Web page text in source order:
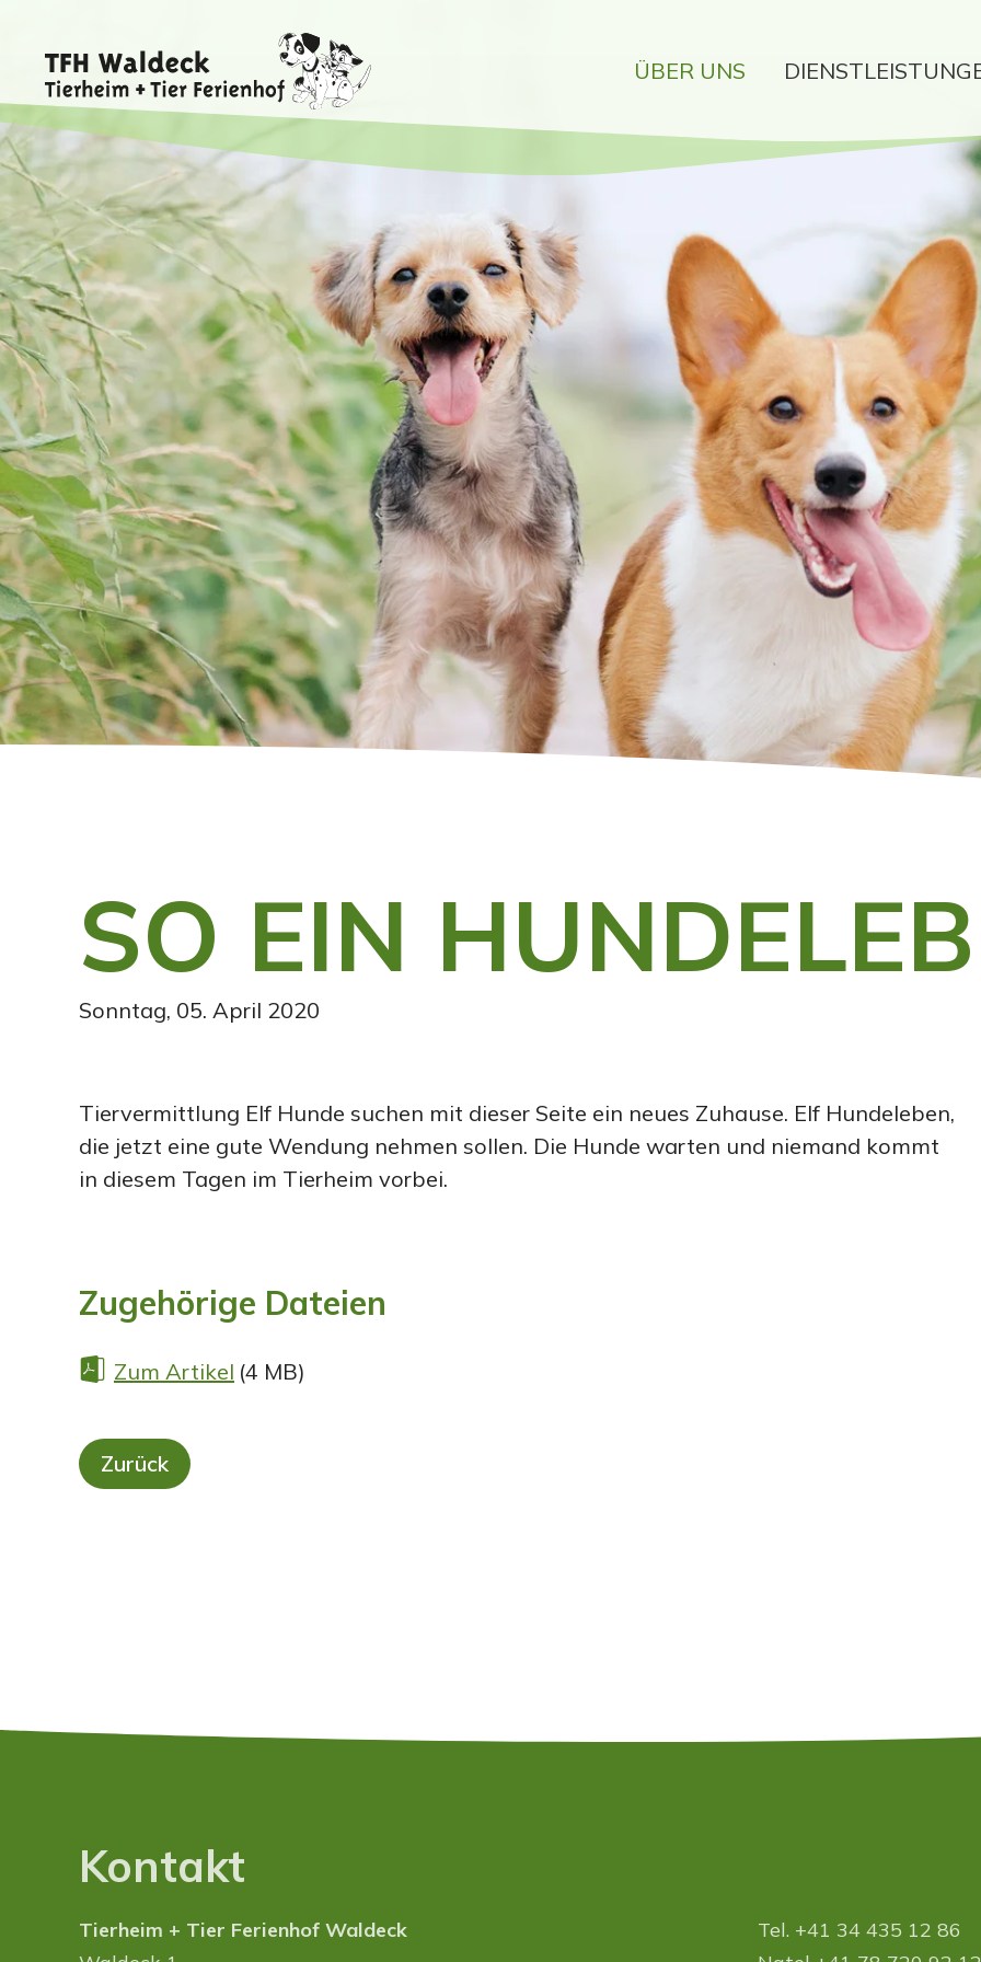
ÜBER UNS
SO EIN
Sonntag, 05. April 2020
Tiervermittlung Elf Hunde suchen mit dieser Seite ein neues Zuhause. Elf Hundeleben,
die jetzt eine gute Wendung nehmen sollen. Die Hunde warten und niemand kommt
in diesem Tagen im Tierheim vorbei.
Zugehörige Dateien
Zum Artikel (4 MB)
Zurück
Kontakt
Tierheim + Tier Ferienhof Waldeck
Tel. +41 34 435 12 86